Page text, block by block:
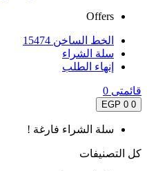
Offers
الخط الساخن 15474
سلة الشراء
إنهاء الطلب
قائمتى 0
0
0 EGP
سلة الشراء فارغة !
كل التصنيفات